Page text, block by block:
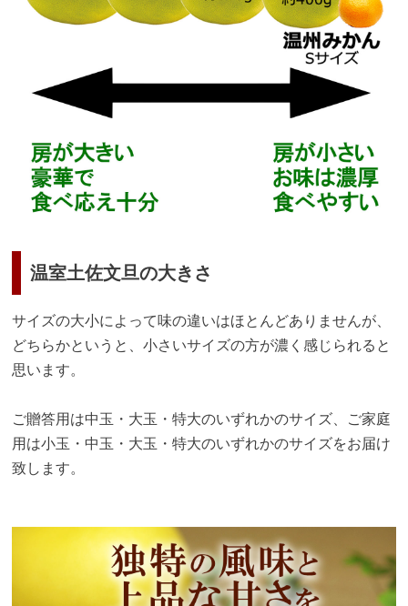
温室土佐文旦の大きさ
サイズの大小によって味の違いはほとんどありませんが、
どちらかというと、小さいサイズの方が濃く感じられると
思います。
ご贈答用は中玉・大玉・特大のいずれかのサイズ、ご家庭
用は小玉・中玉・大玉・特大のいずれかのサイズをお届け
致します。